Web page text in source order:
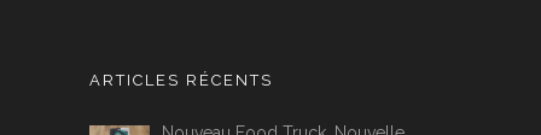
ARTICLES RÉCENTS